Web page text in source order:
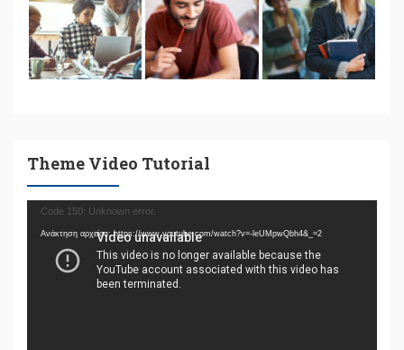
Theme Video Tutorial
Πρόγραμμα
Αναπαραγωγής
Βίντεο
Code 150: Unknown error.
Ανάκτηση αρχείου: https://www.youtube.com/watch?v=-leUMpwQbh4&_=2